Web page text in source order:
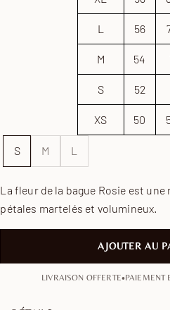
L 56
M 54
S 52
XS 50
S M L
La fleur de la bague Rosie est
pétales martelés et volumineux.
AJOUTER AU
LIVRAISON OFFERTE•PAIEMENT